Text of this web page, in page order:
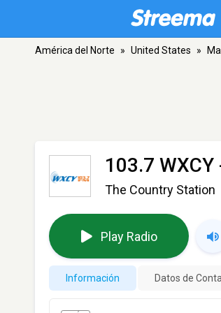
América del Norte » United States »
103.7 WXCY
The Country Station
Play Radio
Información Datos de